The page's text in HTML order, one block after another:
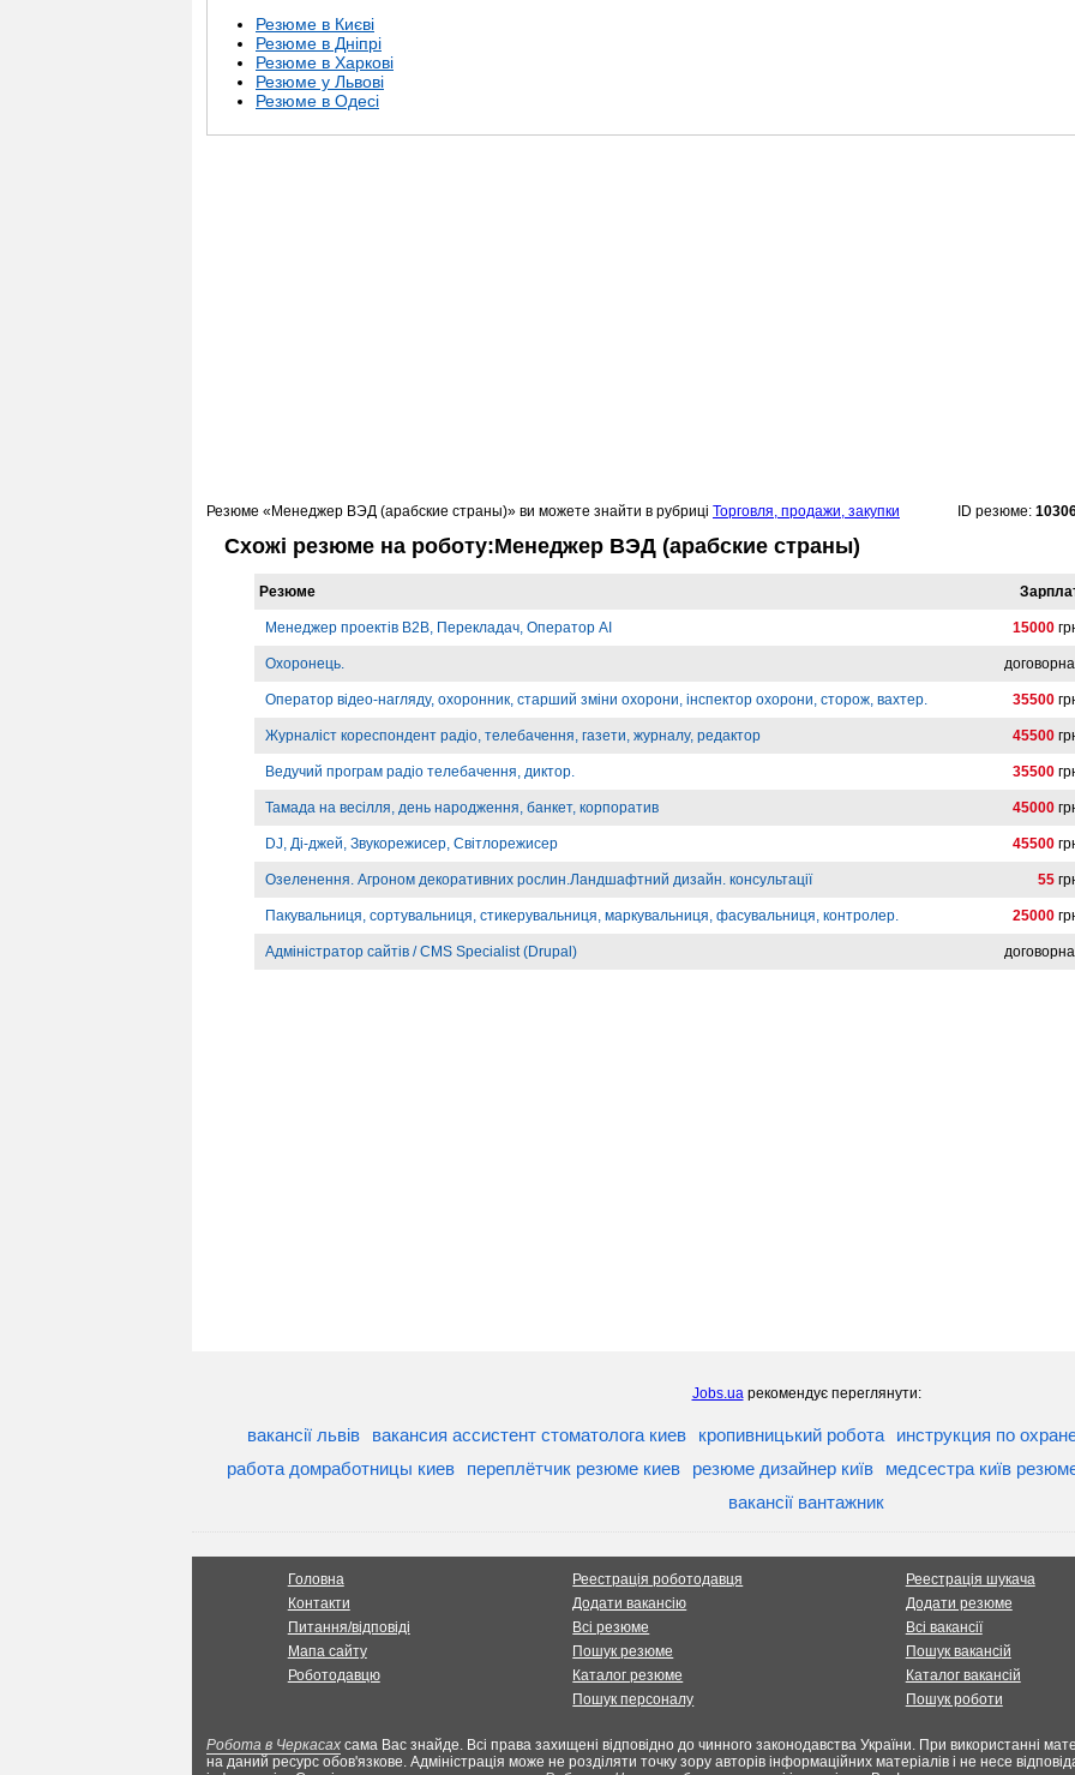
Резюме в Києві
Резюме в Дніпрі
Резюме в Харкові
Резюме у Львові
Резюме в Одесі
Резюме «Менеджер ВЭД (арабские страны)» ви можете знайти в рубриці Торговля, продажи, закупки ID резюме:
Схожі резюме на роботу:Менеджер ВЭД (арабские страны)
Резюме
Менеджер проектів B2B, Перекладач, Оператор AI 15000
Охоронець.
Оператор відео-нагляду, охоронник, старший зміни охорони, інспектор охорони, сторож, вахтер. 35500
Журналіст кореспондент радіо, телебачення, газети, журналу, редактор 45500
Ведучий програм радіо телебачення, диктор. 35500
Тамада на весілля, день народження, банкет, корпоратив 45000
DJ, Ді-джей, Звукорежисер, Світлорежисер 45500
Озеленення. Агроном декоративних рослин.Ландшафтний дизайн. консультації 55
Пакувальниця, сортувальниця, стикерувальниця, маркувальниця, фасувальниця, контролер. 25000
Адміністратор сайтів / CMS Specialist (Drupal)
Jobs.uaрекомендує переглянути:
вакансії львів вакансия ассистент стоматолога киев кропивницький робота
инструкция по
работа домработницы киев
переплётчик резюме киев резюме дизайнер київ медсестра київ
вакансії вантажник
Головна
Контакти
Питання/відповіді
Мапа сайту
Роботодавцю
Реестрація роботодавця
Додати вакансію
Всі резюме
Пошук резюме
Каталог резюме
Пошук персоналу
Реестрація шукача
Додати резюме
Всі вакансії
Пошук вакансій
Каталог вакансій
Пошук роботи
Робота в Черкасах сама Вас знайде. Всі права захищені відповідно до чинного законодавства України. При використанні
на даний ресурс обов'язкове. Адміністрація може не розділяти точку зору авторів інформаційних матеріалів і не несе